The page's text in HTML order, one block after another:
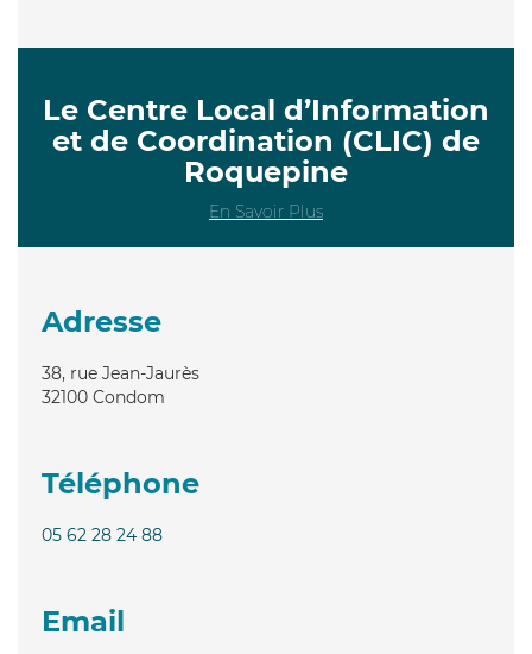
Le Centre Local d’Information
et de Coordination (CLIC) de
Roquepine
En Savoir Plus
Adresse
38, rue Jean-Jaurès
32100 Condom
Téléphone
05 62 28 24 88
Email